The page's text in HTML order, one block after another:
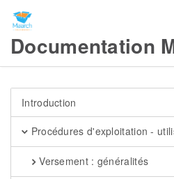
Documentation
Introduction
Procédures d'exploitation -
Versement : généralités